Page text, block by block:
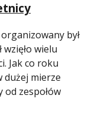
był
wielu
Jak co roku
dużej mierze
od zespołów